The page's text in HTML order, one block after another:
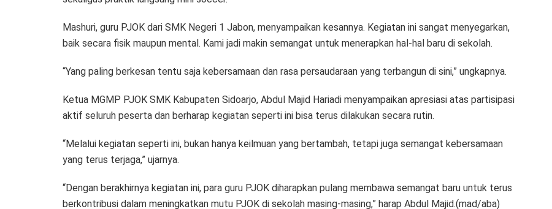
Mashuri, guru PJOK dari SMK Negeri 1 Jabon, menyampaikan kesannya. Kegiatan ini sangat menyegarkan,
baik secara fisik maupun mental. Kami jadi makin semangat untuk menerapkan hal-hal baru di sekolah.
“Yang paling berkesan tentu saja kebersamaan dan rasa persaudaraan yang terbangun di sini,” ungkapnya.
Ketua MGMP PJOK SMK Kabupaten Sidoarjo, Abdul Majid Hariadi menyampaikan apresiasi atas partisipasi
aktif seluruh peserta dan berharap kegiatan seperti ini bisa terus dilakukan secara rutin.
“Melalui kegiatan seperti ini, bukan hanya keilmuan yang bertambah, tetapi juga semangat kebersamaan
yang terus terjaga,” ujarnya.
“Dengan berakhirnya kegiatan ini, para guru PJOK diharapkan pulang membawa semangat baru untuk terus
berkontribusi dalam meningkatkan mutu PJOK di sekolah masing-masing,” harap Abdul Majid.(mad/aba)